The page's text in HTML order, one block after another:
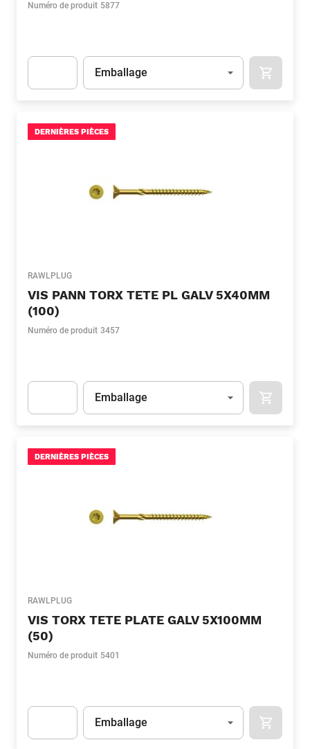
Numéro de produit 5877
Unité
Emballage
DERNIÈRES PIÈCES
RAWLPLUG
VIS PANN TORX TETE PL GALV 5X40MM
(100)
Numéro de produit 3457
Unité
Emballage
DERNIÈRES PIÈCES
RAWLPLUG
VIS TORX TETE PLATE GALV 5X100MM
(50)
Numéro de produit 5401
Unité
Emballage